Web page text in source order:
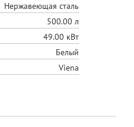
Нержавеющая сталь
500.00 л
49.00 кВт
Белый
Viena